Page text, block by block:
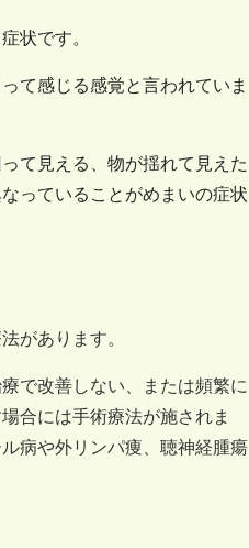
状です。
て感じる感覚と言われていま
て見える、物が揺れて見えた
っていることがめまいの症状
があります。
で改善しない、または頻繁に
合には手術療法が施されま
病や外リンパ痩、聴神経腫瘍